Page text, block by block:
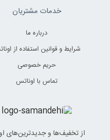
خدمات مشتریان
درباره ما
شرایط و قوانین استفاده از
حریم خصوصی
تماس با اوناتس
از تخفیف‌ها و جدیدترین‌های